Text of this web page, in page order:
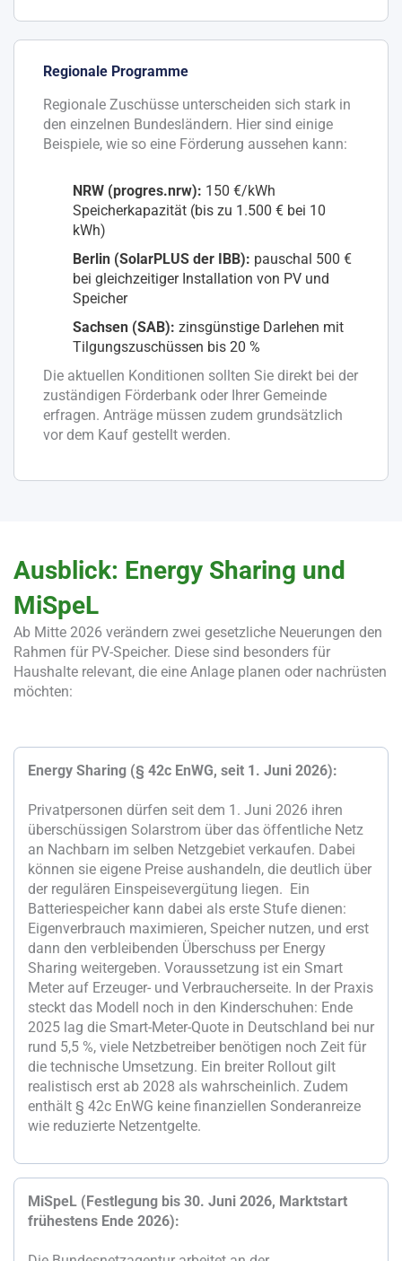
Regionale Programme
Regionale Zuschüsse unterscheiden sich stark in
den einzelnen Bundesländern. Hier sind einige
Beispiele, wie so eine Förderung aussehen kann:
NRW (progres.nrw): 150 €/kWh
Speicherkapazität (bis zu 1.500 € bei 10
kWh)
Berlin (SolarPLUS der IBB): pauschal 500 €
bei gleichzeitiger Installation von PV und
Speicher
Sachsen (SAB): zinsgünstige Darlehen mit
Tilgungszuschüssen bis 20 %
Die aktuellen Konditionen sollten Sie direkt bei der
zuständigen Förderbank oder Ihrer Gemeinde
erfragen. Anträge müssen zudem grundsätzlich
vor dem Kauf gestellt werden.
Ausblick: Energy Sharing und
MiSpeL
Ab Mitte 2026 verändern zwei gesetzliche Neuerungen den
Rahmen für PV-Speicher. Diese sind besonders für
Haushalte relevant, die eine Anlage planen oder nachrüsten
möchten:
Energy Sharing (§ 42c EnWG, seit 1. Juni 2026):
Privatpersonen dürfen seit dem 1. Juni 2026 ihren
überschüssigen Solarstrom über das öffentliche Netz
an Nachbarn im selben Netzgebiet verkaufen. Dabei
können sie eigene Preise aushandeln, die deutlich über
der regulären Einspeisevergütung liegen. Ein
Batteriespeicher kann dabei als erste Stufe dienen:
Eigenverbrauch maximieren, Speicher nutzen, und erst
dann den verbleibenden Überschuss per Energy
Sharing weitergeben. Voraussetzung ist ein Smart
Meter auf Erzeuger- und Verbraucherseite. In der Praxis
steckt das Modell noch in den Kinderschuhen: Ende
2025 lag die Smart-Meter-Quote in Deutschland bei nur
rund 5,5 %, viele Netzbetreiber benötigen noch Zeit für
die technische Umsetzung. Ein breiter Rollout gilt
realistisch erst ab 2028 als wahrscheinlich. Zudem
enthält § 42c EnWG keine finanziellen Sonderanreize
wie reduzierte Netzentgelte.
MiSpeL (Festlegung bis 30. Juni 2026, Marktstart
frühestens Ende 2026):